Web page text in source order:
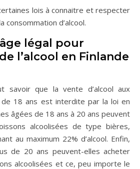
lois à connaitre et respecter
consommation d’alcool.
légal pour
l’alcool en Finlande
savoir que la vente d’alcool aux
18 ans est interdite par la loi en
âgées de 18 ans à 20 ans peuvent
alcoolisées de type bières,
au maximum 22% d’alcool. Enfin,
de 20 ans peuvent-elles acheter
alcoolisées et ce, peu importe le